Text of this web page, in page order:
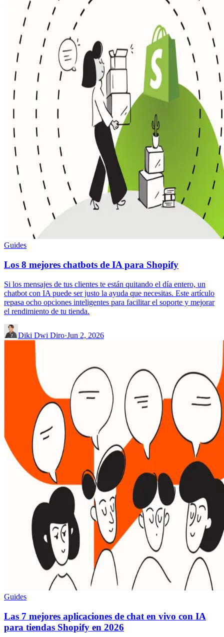
Guides
Los 8 mejores chatbots de IA para Shopify
Si los mensajes de tus clientes te están quitando el día entero, un
chatbot con IA puede ser justo la ayuda que necesitas. Este artículo
repasa ocho opciones inteligentes para facilitar el soporte y mejorar
el rendimiento de tu tienda.
Diki Dwi Diro·Jun 2, 2026
Guides
Las 7 mejores aplicaciones de chat en vivo con IA
para tiendas Shopify en 2026